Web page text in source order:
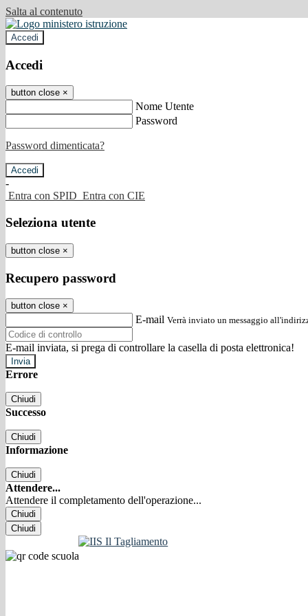
Salta al contenuto
Accedi
Accedi
button close ×
Nome Utente
Password
Password dimenticata?
-
Entra con SPID Entra con CIE
Seleziona utente
button close ×
Recupero password
button close ×
E-mail Verrà inviato un messaggio
E-mail inviata, si prega di controllare la casella di posta elettronica!
Errore
Chiudi
Successo
Chiudi
Informazione
Chiudi
Attendere...
Attendere il completamento dell'operazione...
Chiudi
Chiudi